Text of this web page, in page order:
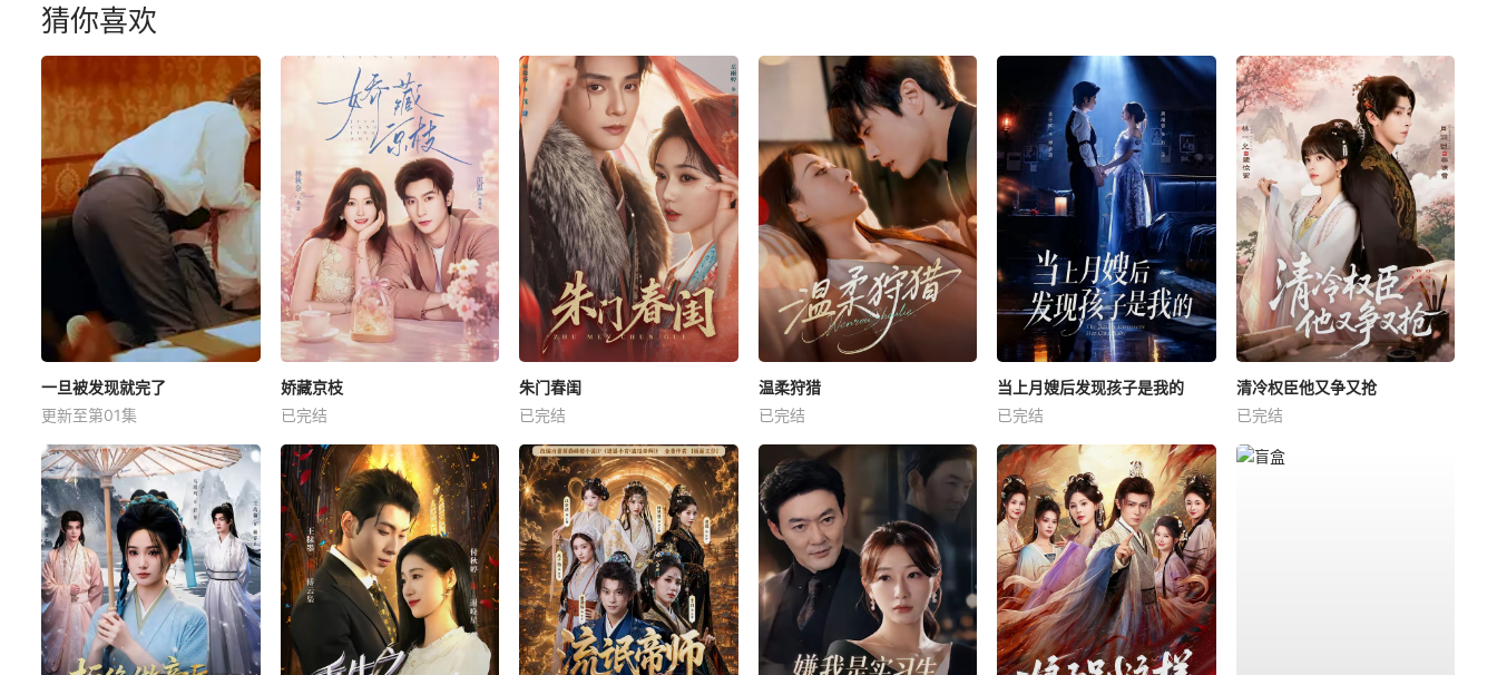
猜你喜欢
一旦被发现就完了
更新至第01集
娇藏京枝
已完结
朱门春闺
已完结
温柔狩猎
已完结
当上月嫂后发现孩子是我的
已完结
清冷权臣他又争又抢
已完结